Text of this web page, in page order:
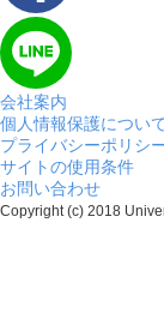
会社案内
個人情報保護について
プライバシーポリシ
サイトの使用条件
お問い合わせ
Copyright (c) 2018